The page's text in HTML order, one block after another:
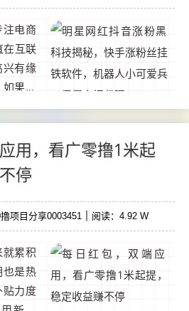
电商
在互联
兴有缘
果你
很迷
道如
，我
不讲
用，看广零撸1米起
停
项目分享0003451 阅读：4.92 W
累积
也是热
贴力度